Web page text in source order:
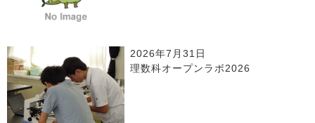
2026年7月31日
理数科オープンラボ2026